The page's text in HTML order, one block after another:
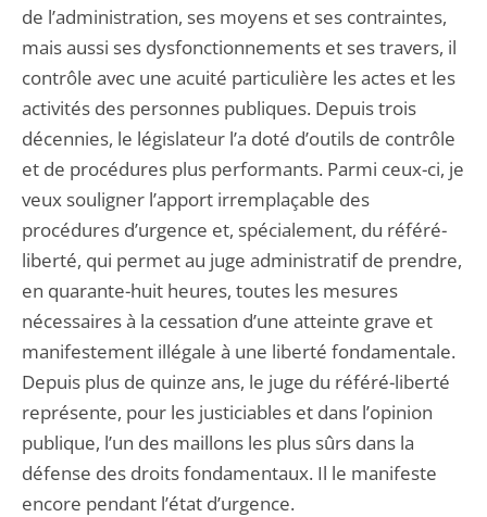
de l’administration, ses moyens et ses contraintes,
mais aussi ses dysfonctionnements et ses travers, il
contrôle avec une acuité particulière les actes et les
activités des personnes publiques. Depuis trois
décennies, le législateur l’a doté d’outils de contrôle
et de procédures plus performants. Parmi ceux-ci, je
veux souligner l’apport irremplaçable des
procédures d’urgence et, spécialement, du référé-
liberté, qui permet au juge administratif de prendre,
en quarante-huit heures, toutes les mesures
nécessaires à la cessation d’une atteinte grave et
manifestement illégale à une liberté fondamentale.
Depuis plus de quinze ans, le juge du référé-liberté
représente, pour les justiciables et dans l’opinion
publique, l’un des maillons les plus sûrs dans la
défense des droits fondamentaux. Il le manifeste
encore pendant l’état d’urgence.